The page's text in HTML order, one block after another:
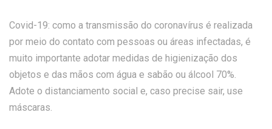
Covid-19: como a transmissão do coronavírus é realizada
por meio do contato com pessoas ou áreas infectadas, é
muito importante adotar medidas de higienização dos
objetos e das mãos com água e sabão ou álcool 70%.
Adote o distanciamento social e, caso precise sair, use
máscaras.